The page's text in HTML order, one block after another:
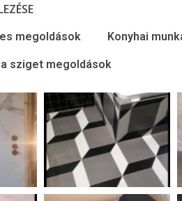
megoldások Konyhai
sziget megoldások